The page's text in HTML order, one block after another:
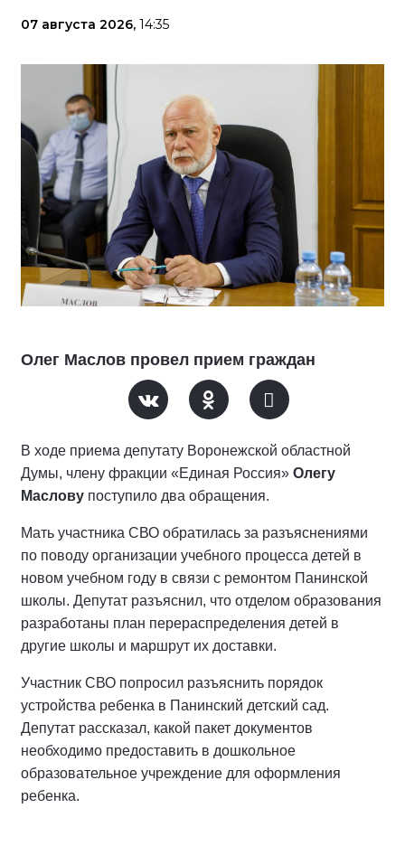
07 августа 2026, 14:35
Олег Маслов провел прием граждан
В ходе приема депутату Воронежской областной
Думы, члену фракции «Единая Россия» Олегу
Маслову поступило два обращения.
Мать участника СВО обратилась за разъяснениями
по поводу организации учебного процесса детей в
новом учебном году в связи с ремонтом Панинской
школы. Депутат разъяснил, что отделом образования
разработаны план перераспределения детей в
другие школы и маршрут их доставки.
Участник СВО попросил разъяснить порядок
устройства ребенка в Панинский детский сад.
Депутат рассказал, какой пакет документов
необходимо предоставить в дошкольное
образовательное учреждение для оформления
ребенка.